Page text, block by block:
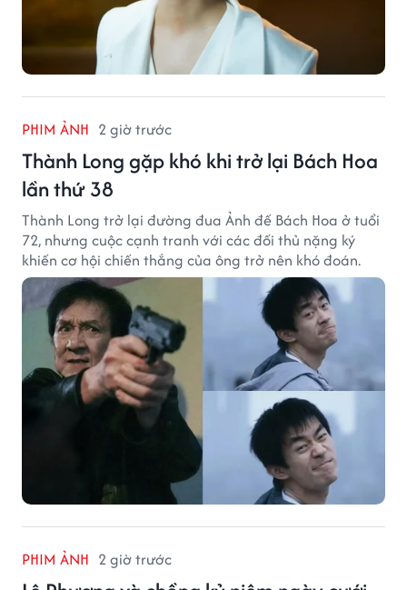
PHIM ẢNH 2 giờ trước
Thành Long gặp khó khi trở lại Bách Hoa
lần thứ 38
Thành Long trở lại đường đua Ảnh đế Bách Hoa ở tuổi
72, nhưng cuộc cạnh tranh với các đối thủ nặng ký
khiến cơ hội chiến thắng của ông trở nên khó đoán.
PHIM ẢNH 2 giờ trước